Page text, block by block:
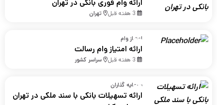
ارائه وام فوری بانکی در تهران
3 هفته قبل تهران
امتیاز وام
ارائه امتیاز وام رسالت
3 هفته قبل سراسر کشور
سرمایه گذاران
ارائه تسهیلات بانکی با سند ملکی در تهران